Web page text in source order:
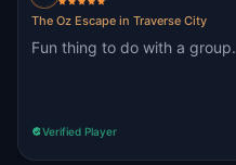
The Oz Escape in Traverse City
Fun thing to do with a group.
Verified Player